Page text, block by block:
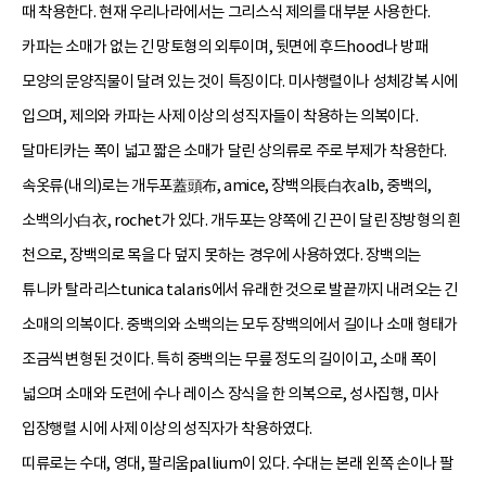
때 착용한다. 현재 우리나라에서는 그리스식 제의를 대부분 사용한다.
카파는 소매가 없는 긴 망토형의 외투이며, 뒷면에 후드hood나 방패
모양의 문양직물이 달려 있는 것이 특징이다. 미사행렬이나 성체강복 시에
입으며, 제의와 카파는 사제 이상의 성직자들이 착용하는 의복이다.
달마티카는 폭이 넓고 짧은 소매가 달린 상의류로 주로 부제가 착용한다.
속옷류(내의)로는 개두포蓋頭布, amice, 장백의長白衣alb, 중백의,
소백의小白衣, rochet가 있다. 개두포는 양쪽에 긴 끈이 달린 장방형의 흰
천으로, 장백의로 목을 다 덮지 못하는 경우에 사용하였다. 장백의는
튜니카 탈라리스tunica talaris에서 유래한 것으로 발끝까지 내려오는 긴
소매의 의복이다. 중백의와 소백의는 모두 장백의에서 길이나 소매 형태가
조금씩 변형된 것이다. 특히 중백의는 무릎 정도의 길이이고, 소매 폭이
넓으며 소매와 도련에 수나 레이스 장식을 한 의복으로, 성사집행, 미사
입장행렬 시에 사제 이상의 성직자가 착용하였다.
띠류로는 수대, 영대, 팔리움pallium이 있다. 수대는 본래 왼쪽 손이나 팔